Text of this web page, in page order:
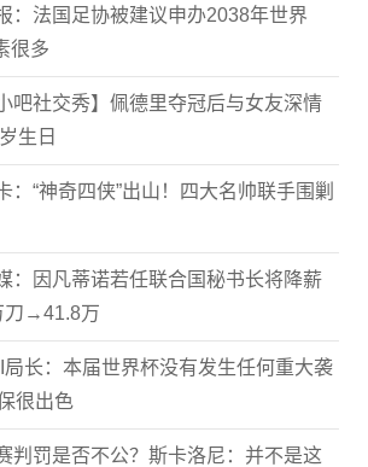
：法国足协被建议申办2038年世界
很多
小吧社交秀】佩德里夺冠后与女友深情
生日
：“神奇四侠”出山！四大名帅联手围剿
：因凡蒂诺若任联合国秘书长将降薪
刀→41.8万
局长：本届世界杯没有发生任何重大袭
很出色
判罚是否不公？斯卡洛尼：并不是这